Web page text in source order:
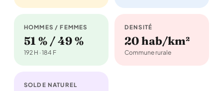
HOMMES / FEMMES
51 % / 49 %
192 H · 184 F
DENSITÉ
20 hab/km²
Commune rurale
SOLDE NATUREL